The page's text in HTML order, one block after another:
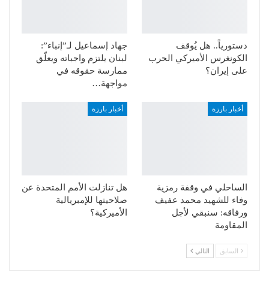
دستورياً.. هل يُوقف
الكونغرس الأميركي الحرب
على إيران؟
جهاد إسماعيل لـ”إنباء”:
لبنان يلتزم واجباته ويعلّق
ممارسة حقوقه في
مواجهة…
أخبار بارزة
الساحلي في وقفة رمزية
وفاء للشهيد محمد عفيف
ورفاقه: سنبقي لأجل
المقاومة
أخبار بارزة
هل تنازلت الأمم المتحدة عن
صلاحيتها للإمبريالية
الأميركية؟
السابق التالي